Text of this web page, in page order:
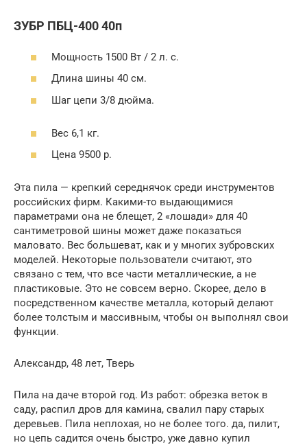
ЗУБР ПБЦ-400 40п
Мощность 1500 Вт / 2 л. с.
Длина шины 40 см.
Шаг цепи 3/8 дюйма.
Вес 6,1 кг.
Цена 9500 р.
Эта пила — крепкий середнячок среди инструментов
российских фирм. Какими-то выдающимися
параметрами она не блещет, 2 «лошади» для 40
сантиметровой шины может даже показаться
маловато. Вес большеват, как и у многих зубровских
моделей. Некоторые пользователи считают, это
связано с тем, что все части металлические, а не
пластиковые. Это не совсем верно. Скорее, дело в
посредственном качестве металла, который делают
более толстым и массивным, чтобы он выполнял свои
функции.
Александр, 48 лет, Тверь
Пила на даче второй год. Из работ: обрезка веток в
саду, распил дров для камина, свалил пару старых
деревьев. Пила неплохая, но не более того. да, пилит,
но цепь садится очень быстро, уже давно купил